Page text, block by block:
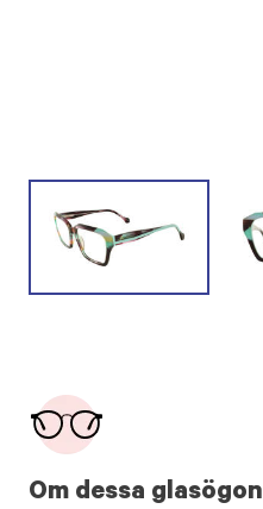
Om dessa glasögon